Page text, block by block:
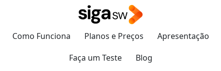
Como Funciona Planos e Preços
Apresentação
Faça um Teste
Blog